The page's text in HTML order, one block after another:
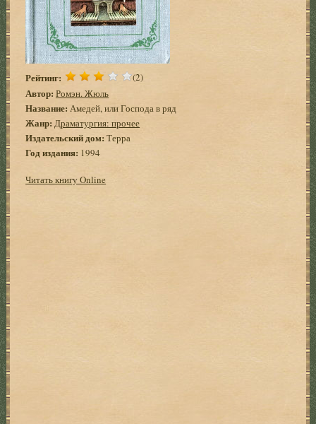
Рейтинг: (2)
Автор: Ромэн. Жюль
Название: Амедей, или Господа в ряд
Жанр: Драматургия: прочее
Издательский дом: Терра
Год издания: 1994
Читать книгу Online